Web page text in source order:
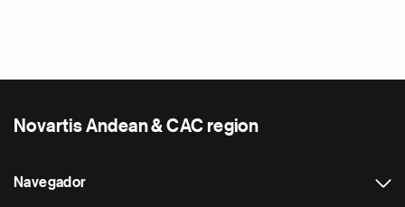
Novartis Andean & CAC region
Navegador